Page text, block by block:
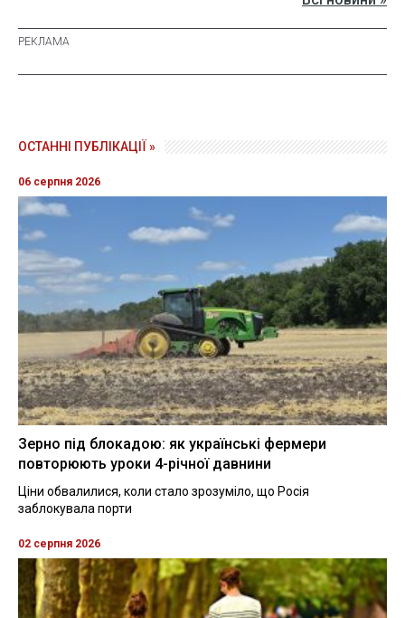
ОСТАННІ ПУБЛІКАЦІЇ »
06 серпня 2026
Зерно під блокадою: як українські фермери
повторюють уроки 4-річної давнини
Ціни обвалилися, коли стало зрозуміло, що Росія
заблокувала порти
02 серпня 2026